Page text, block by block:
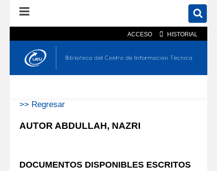
ACCESO HISTORIAL
En el catálogo En el sitio
>> Regresar
AUTOR ABDULLAH, NAZRI
DOCUMENTOS DISPONIBLES ESCRITOS